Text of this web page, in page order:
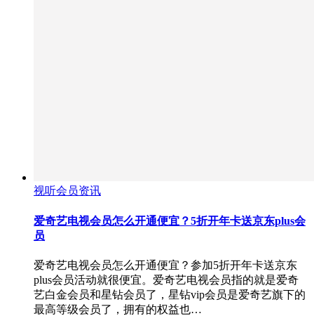
视听会员资讯
爱奇艺电视会员怎么开通便宜？5折开年卡送京东plus会
员
爱奇艺电视会员怎么开通便宜？参加5折开年卡送京东
plus会员活动就很便宜。爱奇艺电视会员指的就是爱奇
艺白金会员和星钻会员了，星钻vip会员是爱奇艺旗下的
最高等级会员了，拥有的权益也…